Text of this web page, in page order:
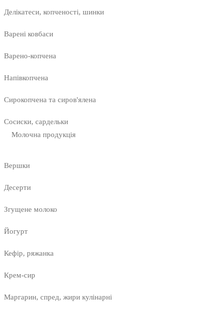
Делікатеси, копченості, шинки
Варені ковбаси
Варено-копчена
Напівкопчена
Сирокопчена та сиров'ялена
Сосиски, сардельки
Молочна продукція
Вершки
Десерти
Згущене молоко
Йогурт
Кефір, ряжанка
Крем-сир
Маргарин, спред, жири кулінарні